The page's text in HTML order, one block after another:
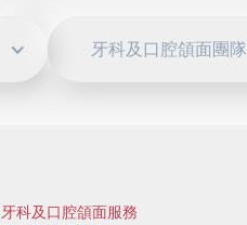
牙科及口腔頜面團隊
牙科及口腔頜面服務